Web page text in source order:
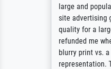
large and popular
site advertising
quality for a large
refunded me when I
blurry print vs. a
representation. They